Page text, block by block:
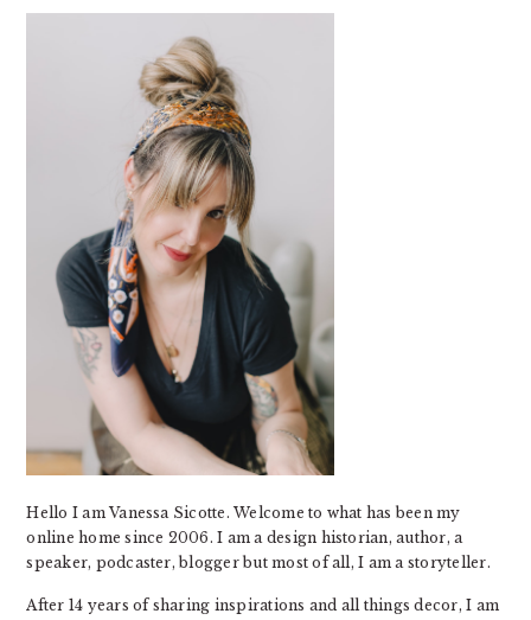
SIDEBAR
Hello I am Vanessa Sicotte. Welcome to what has been my
online home since 2006. I am a design historian, author, a
speaker, podcaster, blogger but most of all, I am a storyteller.
After 14 years of sharing inspirations and all things decor, I am